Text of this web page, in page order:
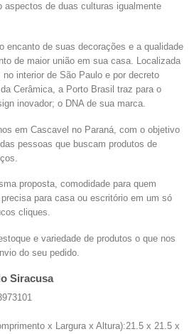
aspectos de duas culturas igualmente
encanto de suas decorações e a qualidade
de maior união em sua casa. Localizada
interior de São Paulo e por decreto
Cerâmica, a Porto Brasil traz para o
inovador; o DNA de sua marca.
em Cascavel no Paraná, com o objetivo
pessoas que buscam produtos de
proposta, comodidade para quem
para casa ou escritório em um só
cliques.
e variedade de produtos o que nos
do seu pedido.
Siracusa
x Largura x Altura):21.5 x 21.5 x